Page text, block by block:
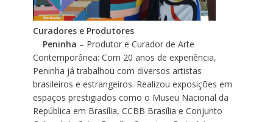
Curadores e Produtores
Peninha – Produtor e Curador de Arte
Contemporânea: Com 20 anos de experiência,
Peninha já trabalhou com diversos artistas
brasileiros e estrangeiros. Realizou exposições em
espaços prestigiados como o Museu Nacional da
República em Brasília, CCBB Brasília e Conjunto